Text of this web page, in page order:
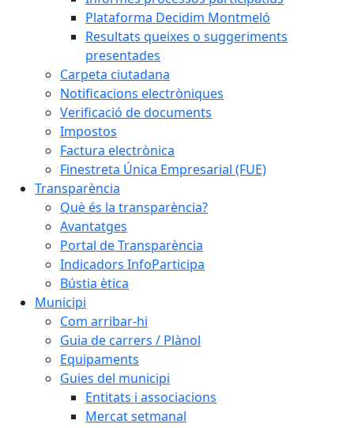
Plataforma Decidim Montmeló
Resultats queixes o suggeriments
presentades
Carpeta ciutadana
Notificacions electròniques
Verificació de documents
Impostos
Factura electrònica
Finestreta Única Empresarial (FUE)
Transparència
Què és la transparència?
Avantatges
Portal de Transparència
Indicadors InfoParticipa
Bústia ètica
Municipi
Com arribar-hi
Guia de carrers / Plànol
Equipaments
Guies del municipi
Entitats i associacions
Mercat setmanal